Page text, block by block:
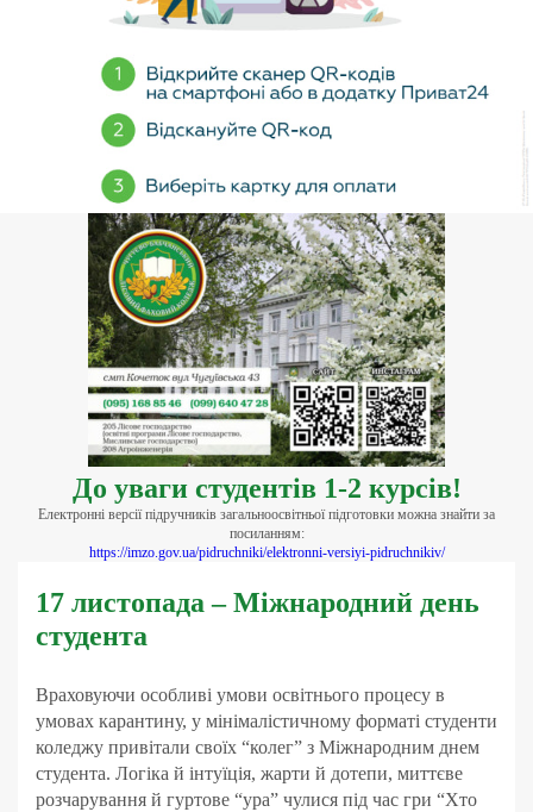
До уваги студентів 1-2 курсів!
Електронні версії підручників загальноосвітньої підготовки можна знайти за
посиланням:
https://imzo.gov.ua/pidruchniki/elektronni-versiyi-pidruchnikiv/
17 листопада – Міжнародний день
студента
Враховуючи особливі умови освітнього процесу в
умовах карантину, у мінімалістичному форматі студенти
коледжу привітали своїх “колег” з Міжнародним днем
студента. Логіка й інтуїція, жарти й дотепи, миттєве
розчарування й гуртове “ура” чулися під час гри “Хто